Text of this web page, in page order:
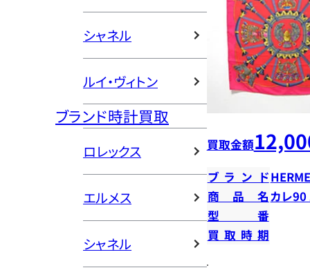
シャネル
ルイ・ヴィトン
ブランド時計買取
ロレックス
エルメス
シャネル
買取金額
ブランド
商品名カレ90
型番
買取時期